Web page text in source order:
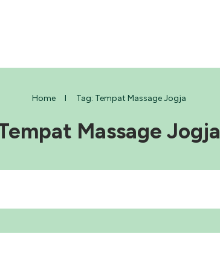
Home I Tag: Tempat Massage Jogja
Massage Jogja